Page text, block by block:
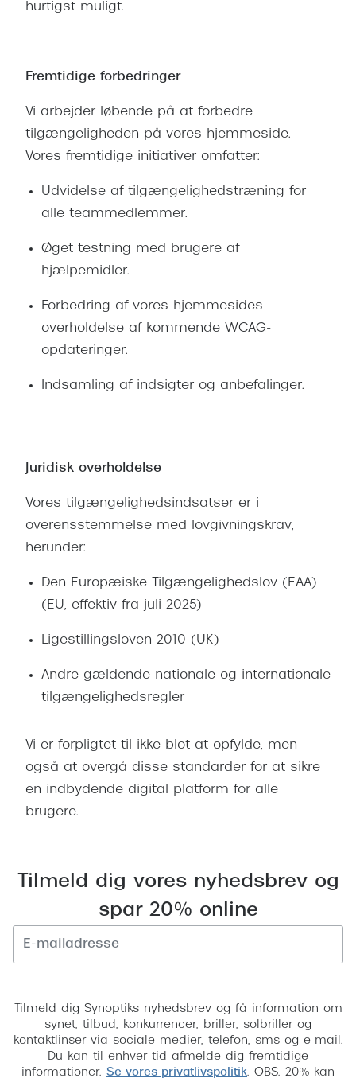
hurtigst muligt.
Fremtidige forbedringer
Vi arbejder løbende på at forbedre
tilgængeligheden på vores hjemmeside.
Vores fremtidige initiativer omfatter:
Udvidelse af tilgængelighedstræning for
alle teammedlemmer.
Øget testning med brugere af
hjælpemidler.
Forbedring af vores hjemmesides
overholdelse af kommende WCAG-
opdateringer.
Indsamling af indsigter og anbefalinger.
Juridisk overholdelse
Vores tilgængelighedsindsatser er i
overensstemmelse med lovgivningskrav,
herunder:
Den Europæiske Tilgængelighedslov (EAA)
(EU, effektiv fra juli 2025)
Ligestillingsloven 2010 (UK)
Andre gældende nationale og internationale
tilgængelighedsregler
Vi er forpligtet til ikke blot at opfylde, men
også at overgå disse standarder for at sikre
en indbydende digital platform for alle
brugere.
Tilmeld dig vores nyhedsbrev og
spar 20% online
Tilmeld dig Synoptiks nyhedsbrev og få information om
synet, tilbud, konkurrencer, briller, solbriller og
kontaktlinser via sociale medier, telefon, sms og e-mail.
Du kan til enhver tid afmelde dig fremtidige
informationer. Se vores privatlivspolitik. OBS. 20% kan